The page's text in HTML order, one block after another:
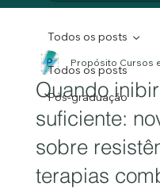
Todos os posts
Pós-graduação
Todos os posts
Quando
suficiente:
sobre
terapias
Propósito Cursos